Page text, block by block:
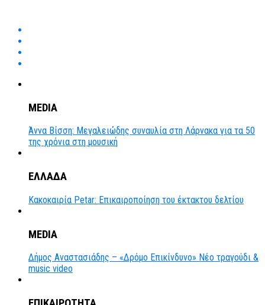
MEDIA
Άννα Βίσση: Μεγαλειώδης συναυλία στη Λάρνακα για τα 50
της χρόνια στη μουσική
ΕΛΛΑΔΑ
Κακοκαιρία Petar: Επικαιροποίηση του έκτακτου δελτίου
MEDIA
Δήμος Αναστασιάδης – «Δρόμο Επικίνδυνο» Νέο τραγούδι &
music video